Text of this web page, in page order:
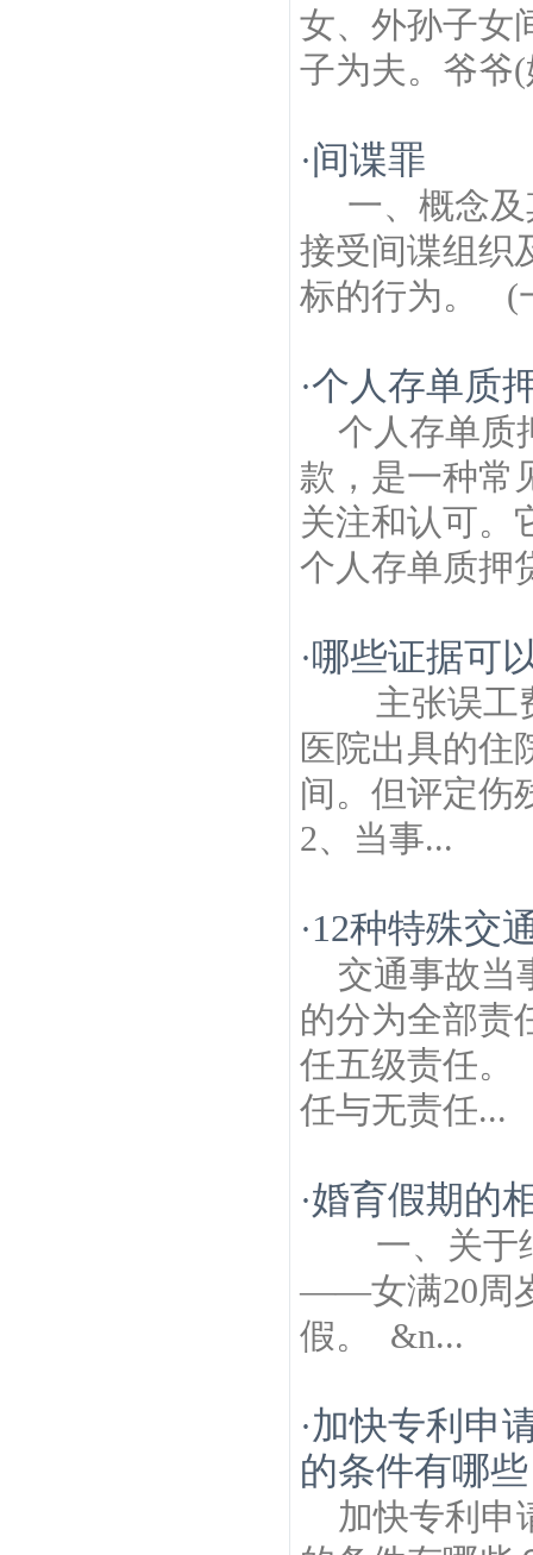
女、外孙子女
子为夫。爷爷
·间谍罪
一、概念
接受间谍组织
标的行为。 (
·个人存单质
个人存单质
款，是一种常
关注和认可。
个人存单质押
·哪些证据可
主张误工
医院出具的住
间。但评定伤
2、当事...
·12种特殊交
交通事故当
的分为全部责
任五级责任
任与无责任...
·婚育假期的
一、关于
——女满20周
假。 &n...
·加快专利申
的条件有哪
加快专利申